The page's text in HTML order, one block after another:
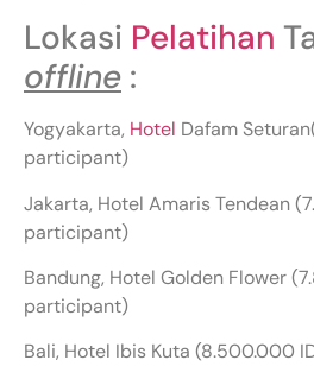
Lokasi Pelatihan
offline :
Yogyakarta, Hotel Dafam
participant)
Jakarta, Hotel Amaris Tendean
participant)
Bandung, Hotel Golden Flower
participant)
Bali, Hotel Ibis Kuta (8.500.000